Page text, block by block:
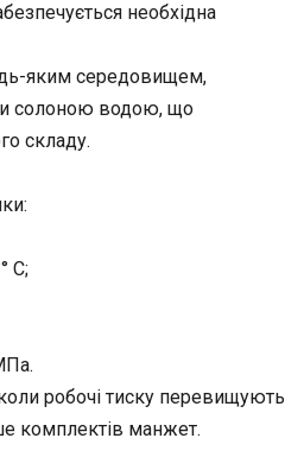
необхідна
яким середовищем,
солоною водою, що
складу.
С;
робочі тиску перевищують
комплектів манжет.